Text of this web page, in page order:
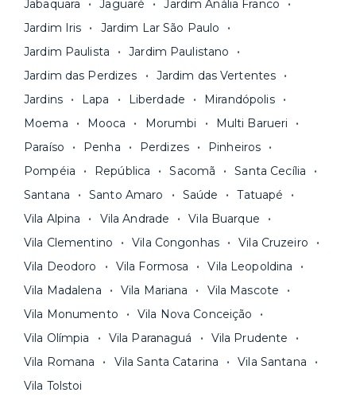
nossa equipe via app.
Seja uma mala ou um caminhão de mudança: é
só levar as suas coisas e começar a morar.
documentação pelo site da Yuca e assina o
contrato na tela do seu computador ou celular.
Simples, seguro e sem burocracia!
Jabaquara
Jaguaré
Jardim Anália Franco
Jardim Iris
Jardim Lar São Paulo
Jardim Paulista
Jardim Paulistano
Jardim das Perdizes
Jardim das Vertentes
Jardins
Lapa Liberdade
Mirandópolis
Moema
Mooca Morumbi
Multi Barueri
Paraíso
Penha Perdizes
Pinheiros
Pompéia
República Sacomã
Santa Cecília
Santana
Santo Amaro Saúde
Tatuapé
Vila Alpina
Vila Andrade
Vila Buarque
Vila Clementino
Vila Congonhas
Vila Cruzeiro
Vila Deodoro
Vila Formosa
Vila Leopoldina
Vila Madalena
Vila Mariana
Vila Mascote
Vila Monumento
Vila Nova Conceição
Vila Olímpia
Vila Paranaguá
Vila Prudente
Vila Romana
Vila Santa Catarina
Vila Santana
Vila Tolstoi